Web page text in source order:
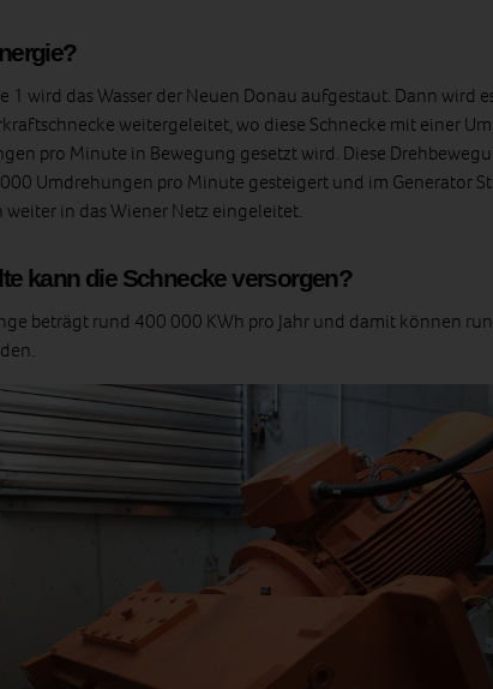
1 wird das Wasser der Neuen Donau aufgestaut. Dann wird
weitergeleitet, wo diese Schnecke mit einer
pro Minute in Bewegung gesetzt wird. Diese
Umdrehungen pro Minute gesteigert und im Generator
weiter in das Wiener Netz eingeleitet.
kann die Schnecke versorgen?
beträgt rund 400 000 KWh pro Jahr und damit können